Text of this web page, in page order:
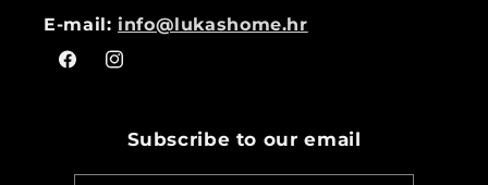
E-mail: info@lukashome.hr
FacebookInstagram
Subscribe to our email